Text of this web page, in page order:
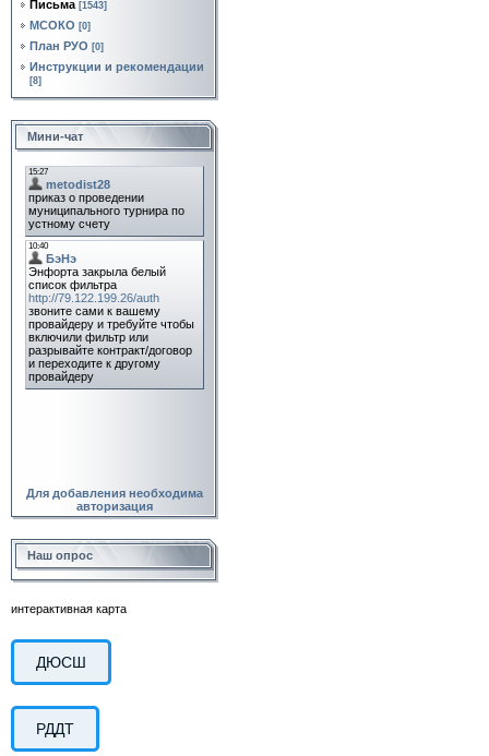
Письма [1543]
МСОКО [0]
План РУО [0]
Инструкции и рекомендации
[8]
Мини-чат
Для добавления необходима
авторизация
Наш опрос
интерактивная карта
ДЮСШ
РДДТ